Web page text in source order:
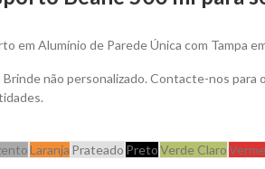
em Alumínio de Parede Única com Tampa
não personalizado. Contacte-nos para
Laranja Prateado PretoVerde Claro